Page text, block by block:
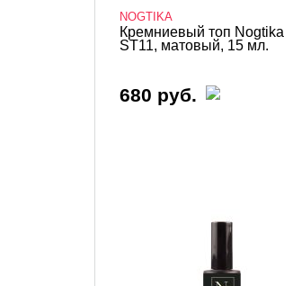
NOGTIKA
Кремниевый топ Nogtika
ST11, матовый, 15 мл.
680 руб.